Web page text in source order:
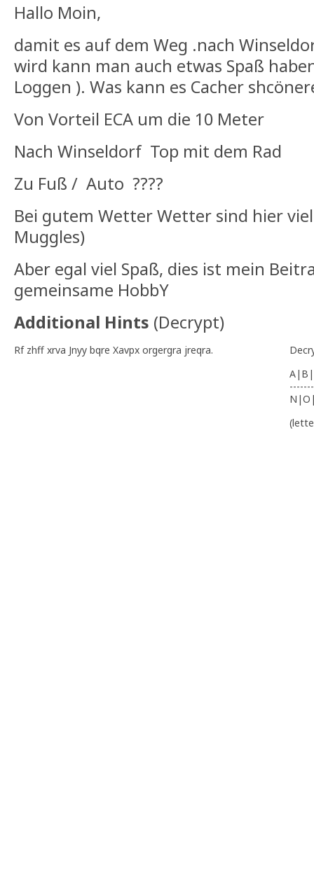
Hallo Moin,
damit es auf dem Weg .nach
wird kann man auch etwas Spaß
Loggen ). Was kann es Cacher
Von Vorteil ECA um die 10 Meter
Nach Winseldorf Top mit dem Rad
Zu Fuß / Auto ????
Bei gutem Wetter Wetter sind hier
Muggles)
Aber egal viel Spaß, dies ist mein
gemeinsame HobbY
Additional Hints (Decrypt)
Rf zhff xrva Jnyy bqre Xavpx orgergra jreqra.